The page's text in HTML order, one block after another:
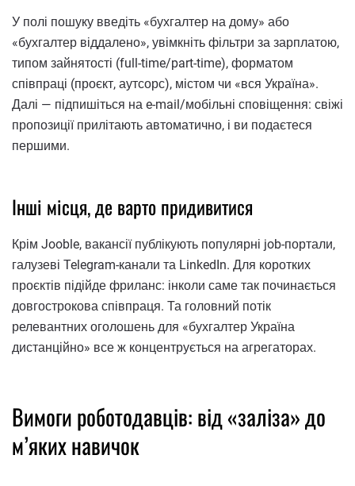
У полі пошуку введіть «бухгалтер на дому» або
«бухгалтер віддалено», увімкніть фільтри за зарплатою,
типом зайнятості (full-time/part-time), форматом
співпраці (проєкт, аутсорс), містом чи «вся Україна».
Далі — підпишіться на e-mail/мобільні сповіщення: свіжі
пропозиції прилітають автоматично, і ви подаєтеся
першими.
Інші місця, де варто придивитися
Крім Jooble, вакансії публікують популярні job-портали,
галузеві Telegram-канали та LinkedIn. Для коротких
проєктів підійде фриланс: інколи саме так починається
довгострокова співпраця. Та головний потік
релевантних оголошень для «бухгалтер Україна
дистанційно» все ж концентрується на агрегаторах.
Вимоги роботодавців: від «заліза» до
м’яких навичок